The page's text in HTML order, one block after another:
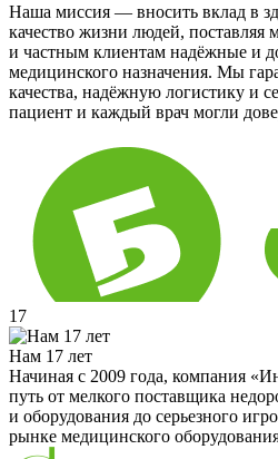
Наша миссия — вносить вклад в
качество жизни людей,
и частным клиентам надёжные и
медицинского назначения. Мы
качества, надёжную логистику и
пациент и каждый врач могли
17
Нам 17 лет
Начиная с 2009 года, компания
путь от мелкого поставщика
и оборудования до серьезного
рынке медицинского